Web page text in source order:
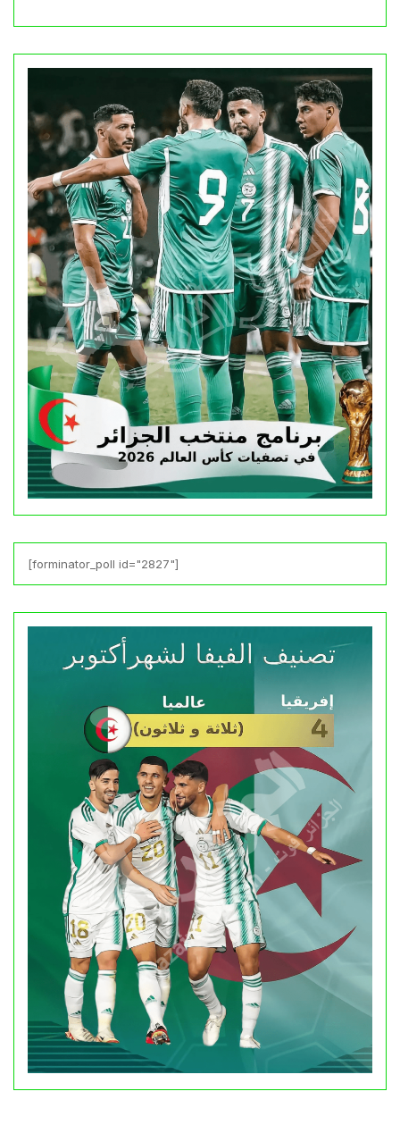
[forminator_poll id="2827"]